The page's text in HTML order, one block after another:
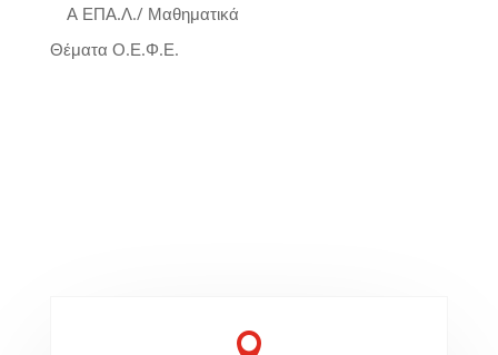
Α ΕΠΑ.Λ./ Μαθηματικά
Θέματα Ο.Ε.Φ.Ε.